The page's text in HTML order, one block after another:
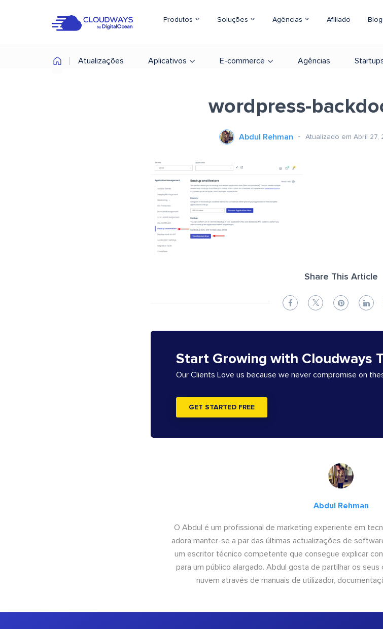
Produtos Soluções Agências Afiliado
Atualizações Aplicativos E-commerce Agências
wordpress-
Abdul Rehman Atualizado em Abril 27,
Share This Article
Start Growing with Cloudways
Our Clients Love us because we never compromise on
GET STARTED FREE
Abdul Rehman
O Abdul é um profissional de marketing experiente em
adora manter-se a par das últimas actualizações de
um escritor técnico competente que consegue explicar
para um público alargado. Abdul gosta de partilhar os
nuvem através de manuais de utilizador,